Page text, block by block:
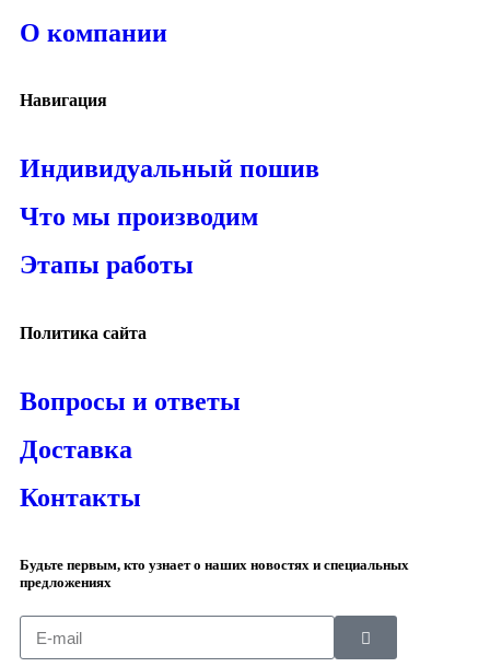
О компании
Навигация
Индивидуальный пошив
Что мы производим
Этапы работы
Политика сайта
Вопросы и ответы
Доставка
Контакты
Будьте первым, кто узнает о наших новостях и специальных
предложениях